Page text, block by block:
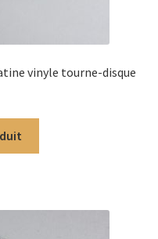
vinyle tourne-disque